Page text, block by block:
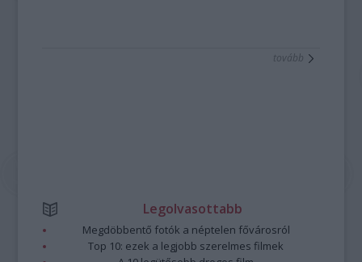
tovább
Legolvasottabb
Megdöbbentő fotók a néptelen fővárosról
Top 10: ezek a legjobb szerelmes filmek